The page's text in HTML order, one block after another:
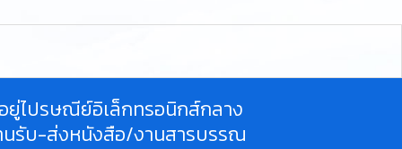
ยู่ไปรษณีย์อิเล็กทรอนิกส์กลาง
นรับ-ส่งหนังสือ/งานสารบรรณ